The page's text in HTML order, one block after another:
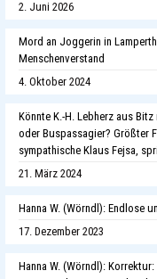
2. Juni 2026
Mord an Joggerin in
Menschenverstand
4. Oktober 2024
Könnte K.-H. Lebherz aus
oder Buspassagier? Größter
sympathische Klaus Fejsa,
21. März 2024
Hanna W. (Wörndl): Endlose
17. Dezember 2023
Hanna W. (Wörndl):